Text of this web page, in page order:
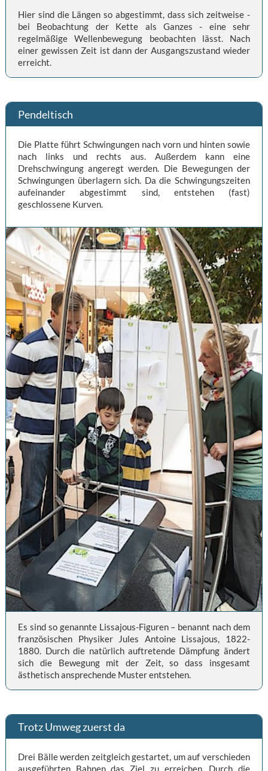
Hier sind die Längen so abgestimmt, dass sich zeitweise -
bei Beobachtung der Kette als Ganzes - eine sehr
regelmäßige Wellenbewegung beobachten lässt. Nach
einer gewissen Zeit ist dann der Ausgangszustand wieder
erreicht.
Pendeltisch
Die Platte führt Schwingungen nach vorn und hinten sowie
nach links und rechts aus. Außerdem kann eine
Drehschwingung angeregt werden. Die Bewegungen der
Schwingungen überlagern sich. Da die Schwingungszeiten
aufeinander abgestimmt sind, entstehen (fast)
geschlossene Kurven.
Es sind so genannte Lissajous-Figuren – benannt nach dem
französischen Physiker Jules Antoine Lissajous, 1822-
1880. Durch die natürlich auftretende Dämpfung ändert
sich die Bewegung mit der Zeit, so dass insgesamt
ästhetisch ansprechende Muster entstehen.
Trotz Umweg zuerst da
Drei Bälle werden zeitgleich gestartet, um auf verschieden
ausgeführten Bahnen das Ziel zu erreichen. Durch die